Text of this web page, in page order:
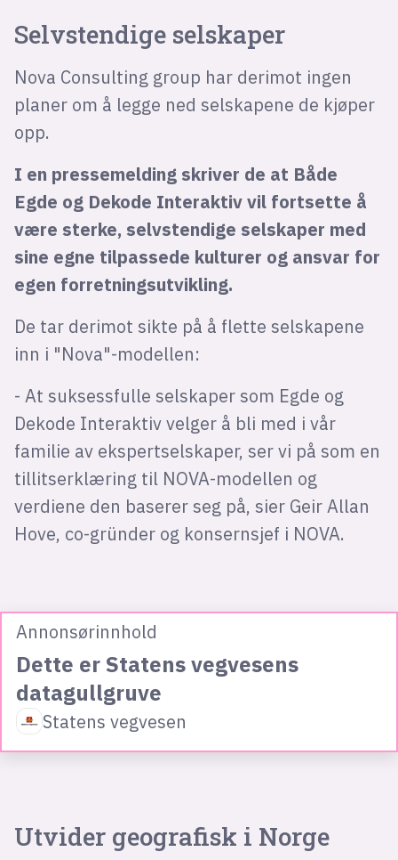
Selvstendige selskaper
Nova Consulting group har derimot ingen
planer om å legge ned selskapene de kjøper
opp.
I en pressemelding skriver de at Både
Egde og Dekode Interaktiv vil fortsette å
være sterke, selvstendige selskaper med
sine egne tilpassede kulturer og ansvar for
egen forretningsutvikling.
De tar derimot sikte på å flette selskapene
inn i "Nova"-modellen:
- At suksessfulle selskaper som Egde og
Dekode Interaktiv velger å bli med i vår
familie av ekspertselskaper, ser vi på som en
tillitserklæring til NOVA-modellen og
verdiene den baserer seg på, sier Geir Allan
Hove, co-gründer og konsernsjef i NOVA.
Annonsørinnhold
Dette er Statens vegvesens
datagullgruve
Statens vegvesen
Utvider geografisk i Norge